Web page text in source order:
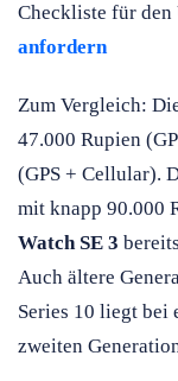
Checkliste für den
anfordern
Zum Vergleich:
47.000 Rupien
(GPS + Cellular).
mit knapp 90.000
Watch SE 3
Auch ältere
Series 10 liegt bei
zweiten